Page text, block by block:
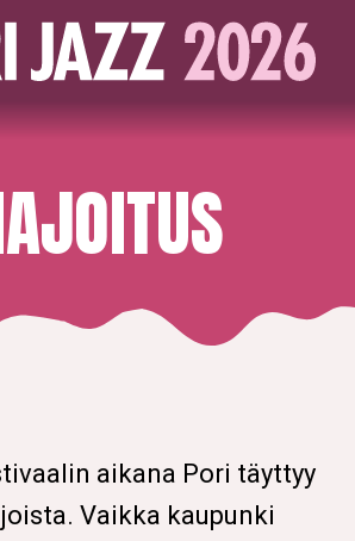
aikana Pori täyttyy
Vaikka kaupunki